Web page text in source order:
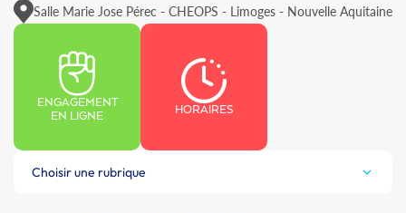
Salle Marie Jose Pérec - CHEOPS - Limoges - Nouvelle Aquitaine
ENGAGEMENT
EN LIGNE
HORAIRES
Choisir une rubrique